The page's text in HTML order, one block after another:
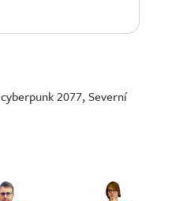
cyberpunk 2077,Severní